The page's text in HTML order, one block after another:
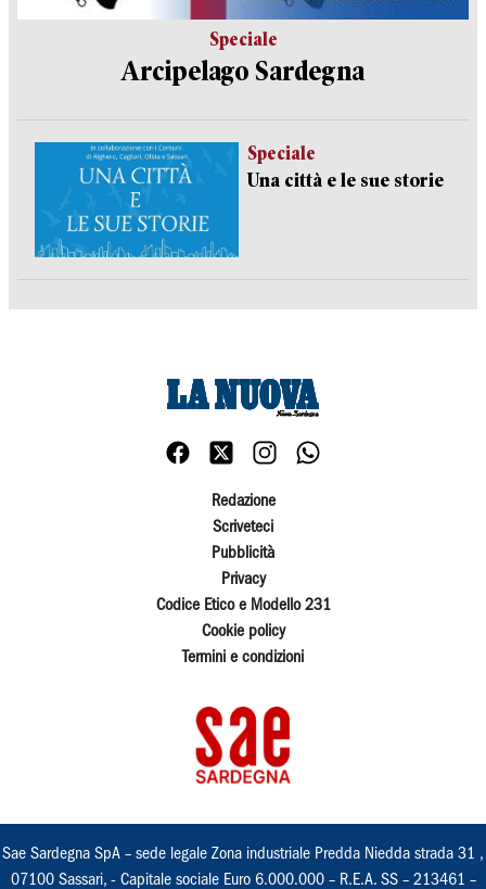
Speciale
Arcipelago Sardegna
Speciale
Una città e le sue storie
Redazione
Scriveteci
Pubblicità
Privacy
Codice Etico e Modello 231
Cookie policy
Termini e condizioni
Sae Sardegna SpA – sede legale Zona industriale Predda Niedda strada 31 ,
07100 Sassari, - Capitale sociale Euro 6.000.000 – R.E.A. SS – 213461 –